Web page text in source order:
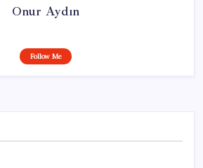
Onur Aydın
Follow Me